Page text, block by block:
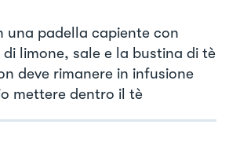
una padella capiente con
limone, sale e la bustina di tè
deve rimanere in infusione
mettere dentro il tè